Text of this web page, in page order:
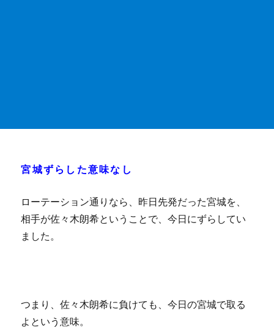
宮城ずらした意味なし
ローテーション通りなら、昨日先発だった宮城を、
相手が佐々木朗希ということで、今日にずらしてい
ました。
つまり、佐々木朗希に負けても、今日の宮城で取る
よという意味。